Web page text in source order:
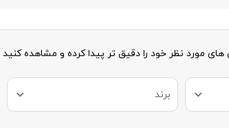
مورد نظر خود را دقیق تر پیدا کرده و مشاهده کنید
برند